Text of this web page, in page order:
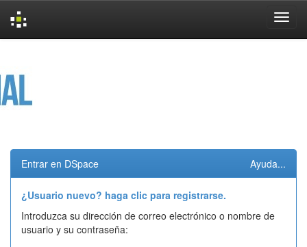
Entrar en DSpace Ayuda...
¿Usuario nuevo? haga clic para registrarse.
Introduzca su dirección de correo electrónico o nombre de
usuario y su contraseña: